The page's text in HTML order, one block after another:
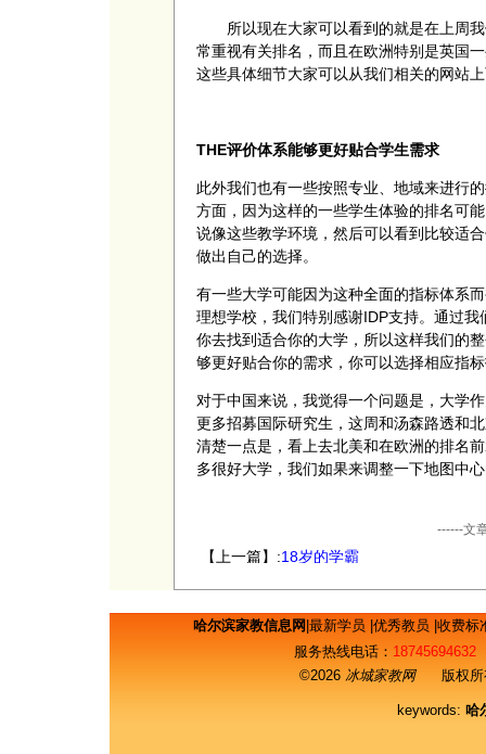
所以现在大家可以看到的就是在上周我
常重视有关排名，而且在欧洲特别是英国
这些具体细节大家可以从我们相关的网站
THE评价体系能够更好贴合学生需求
此外我们也有一些按照专业、地域来进行
方面，因为这样的一些学生体验的排名可
说像这些教学环境，然后可以看到比较适
做出自己的选择。
有一些大学可能因为这种全面的指标体系
理想学校，我们特别感谢IDP支持。通过
你去找到适合你的大学，所以这样我们的
够更好贴合你的需求，你可以选择相应指
对于中国来说，我觉得一个问题是，大学
更多招募国际研究生，这周和汤森路透和
清楚一点是，看上去北美和在欧洲的排名
多很好大学，我们如果来调整一下地图中
------文
【上一篇】:18岁的学霸
哈尔滨家教信息网 最新学员 优秀教员 收费标
服务热线电话： 18745694632
©2026 冰城家教网版权所有
keywords: 哈